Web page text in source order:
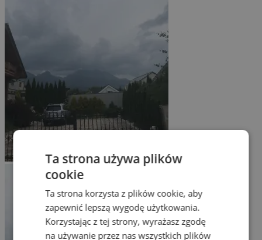
Ta strona używa plików
cookie
Ta strona korzysta z plików cookie, aby
zapewnić lepszą wygodę użytkowania.
Korzystając z tej strony, wyrażasz zgodę
na używanie przez nas wszystkich plików